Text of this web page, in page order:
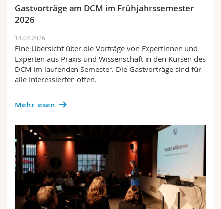
Math.-Nat. und Med. Fak.
Mitarbeitende
Doktorierende
Webmail
Vorlesungsverzeichnis
MyUnifr
Gastvorträge am DCM im Frühjahrssemester
2026
14.04.2026
Eine Übersicht über die Vorträge von Expertinnen und
Experten aus Praxis und Wissenschaft in den Kursen des
DCM im laufenden Semester. Die Gastvorträge sind für
alle Interessierten offen.
Mehr lesen